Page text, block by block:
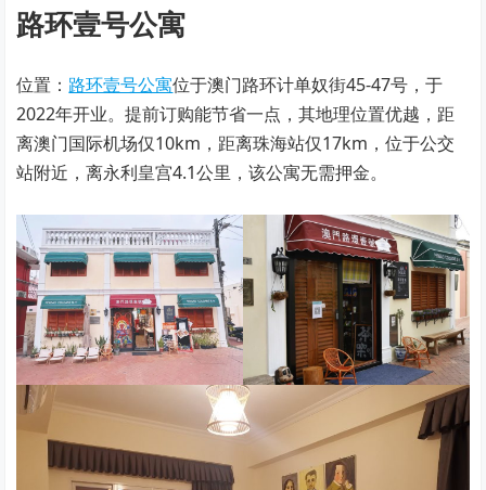
路环壹号公寓
位置： 路环壹号公寓位于澳门路环计单奴街45-47号，于
2022年开业。提前订购能节省一点，其地理位置优越，距
离澳门国际机场仅10km，距离珠海站仅17km，位于公交
站附近，离永利皇宫4.1公里，该公寓无需押金。